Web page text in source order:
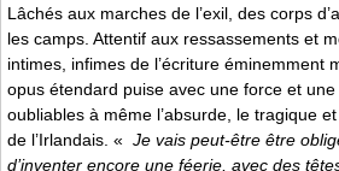
Lâchés aux marches de l’exil, des corps
les camps. Attentif aux ressassements et
intimes, infimes de l’écriture éminemment
opus étendard puise avec une force et
oubliables à même l’absurde, le tragique
de l’Irlandais. « Je vais peut-être être
d’inventer encore une féerie, avec des